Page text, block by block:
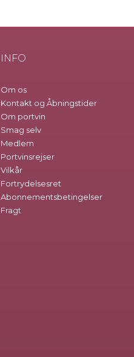
INFO
Om os
Kontakt og Åbningstider
Om portvin
Smag selv
Medlem
Portvinsrejser
Vilkår
Fortrydelsesret
Abonnementsbetingelser
Fragt